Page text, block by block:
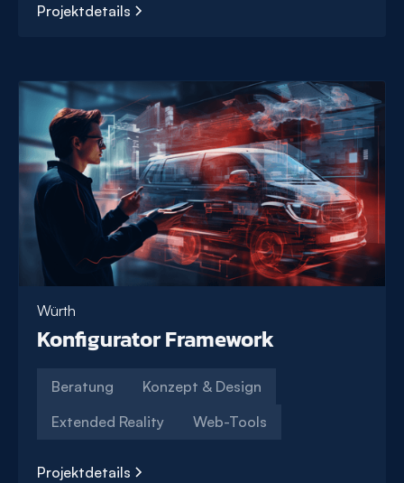
Projektdetails
Würth
Konfigurator Framework
Beratung
Konzept & Design
Extended Reality
Web-Tools
Projektdetails